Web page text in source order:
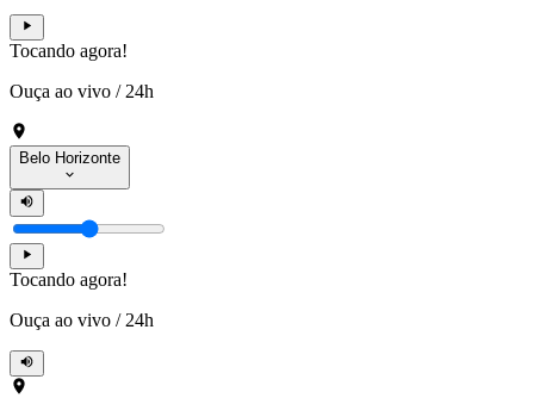
Tocando agora!
Ouça ao vivo / 24h
Belo Horizonte
Tocando agora!
Ouça ao vivo / 24h